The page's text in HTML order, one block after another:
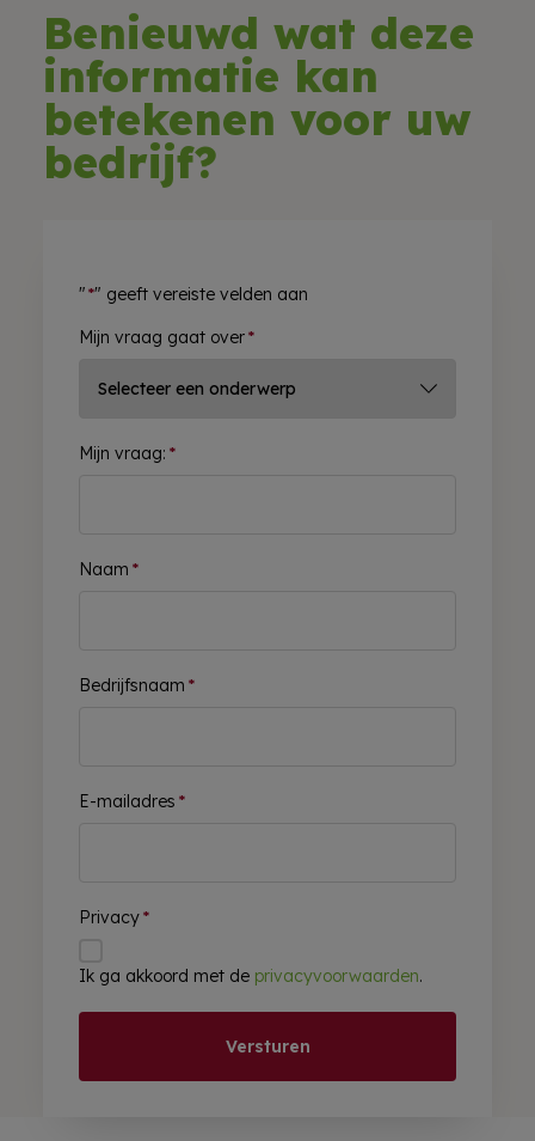
Benieuwd wat deze
informatie kan
betekenen voor uw
bedrijf?
"*" geeft vereiste velden aan
Mijn vraag gaat over*
Mijn vraag: *
Naam *
Bedrijfsnaam *
E-mailadres *
Privacy*
Ik ga akkoord met de privacyvoorwaarden.
Versturen